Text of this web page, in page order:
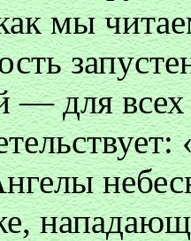
мы
— для